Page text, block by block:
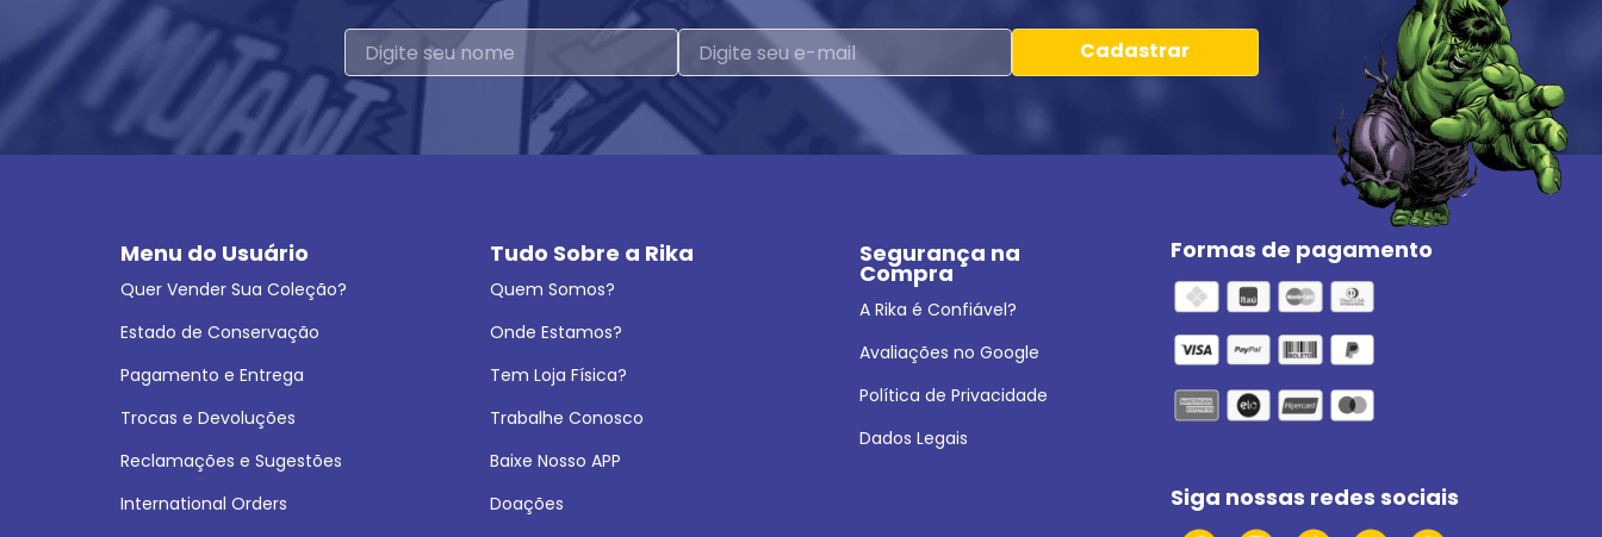
Cadastrar
Menu do Usuário
Quer Vender Sua Coleção?
Estado de Conservação
Pagamento e Entrega
Trocas e Devoluções
Reclamações e Sugestões
International Orders
Tudo Sobre a Rika
Quem Somos?
Onde Estamos?
Tem Loja Física?
Trabalhe Conosco
Baixe Nosso APP
Doações
Segurança na
Compra
A Rika é Confiável?
Avaliações no Google
Política de Privacidade
Dados Legais
Formas de pagamento
Siga nossas redes sociais